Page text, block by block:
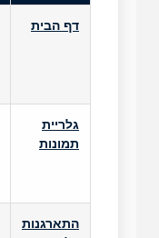
דף הבית
גלריית
תמונות
התארגנות